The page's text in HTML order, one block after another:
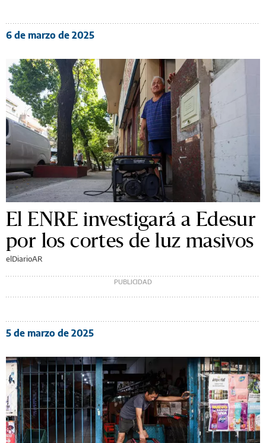
6 de marzo de 2025
El ENRE investigará a Edesur
por los cortes de luz masivos
elDiarioAR
5 de marzo de 2025